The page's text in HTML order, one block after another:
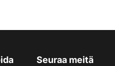
Seuraa meitä